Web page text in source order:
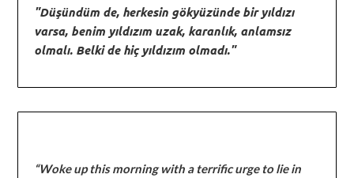
"Düşündüm de, herkesin gökyüzünde bir yıldızı
varsa, benim yıldızım uzak, karanlık, anlamsız
olmalı. Belki de hiç yıldızım olmadı."
“Woke up this morning with a terrific urge to lie in